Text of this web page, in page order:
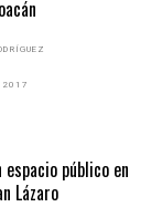
2017
espacio público en
Lázaro